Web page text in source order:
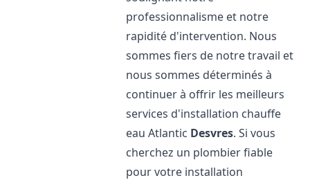
professionnalisme et notre
rapidité d'intervention. Nous
sommes fiers de notre travail et
nous sommes déterminés à
continuer à offrir les meilleurs
services d'installation chauffe
eau Atlantic Desvres. Si vous
cherchez un plombier fiable
pour votre installation